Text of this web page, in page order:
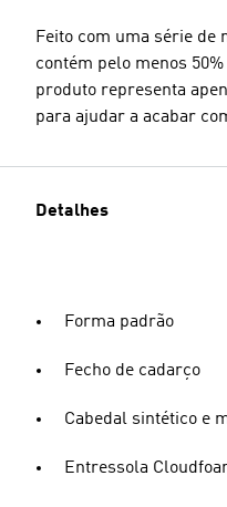
Feito com uma série de
contém pelo menos
produto representa
para ajudar a acabar
Detalhes
Forma padrão
Fecho de cadarço
Cabedal sintético e
Entressola